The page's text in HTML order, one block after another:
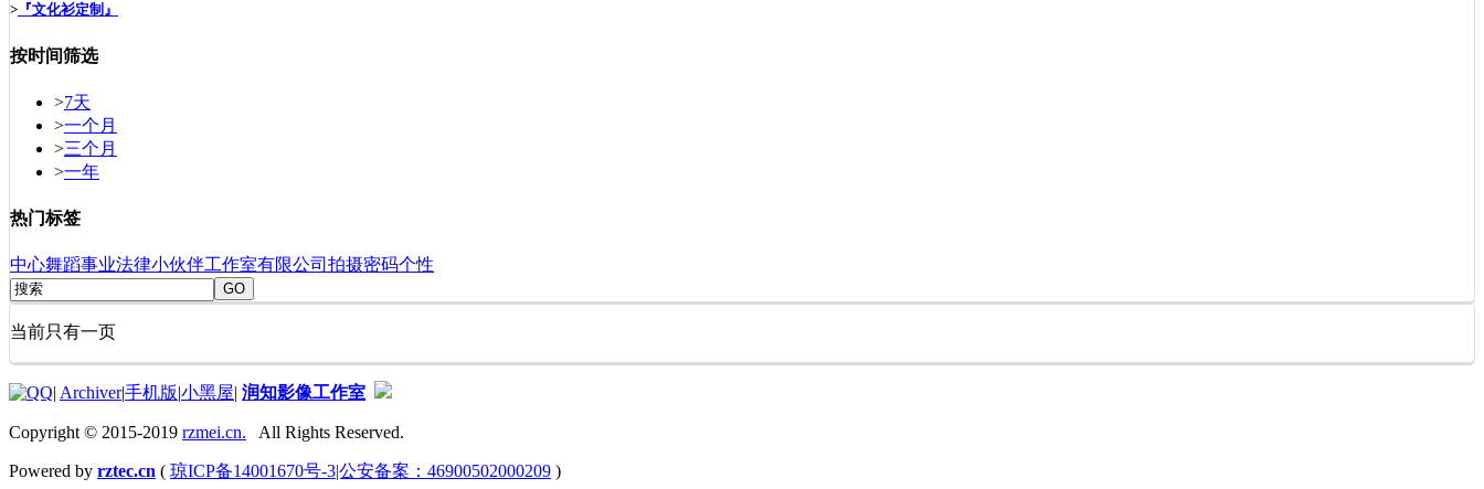
> 『文化衫定制』
按时间筛选
>7天
>一个月
>三个月
>一年
热门标签
中心舞蹈事业法律小伙伴工作室有限公司 拍摄密码个性
GO
当前只有一页
| Archiver|手机版|小黑屋| 润知影像工作室
Copyright © 2015-2019 rzmei.cn. All Rights Reserved.
Powered by rztec.cn ( 琼ICP备14001670号-3|公安备案：46900502000209 )